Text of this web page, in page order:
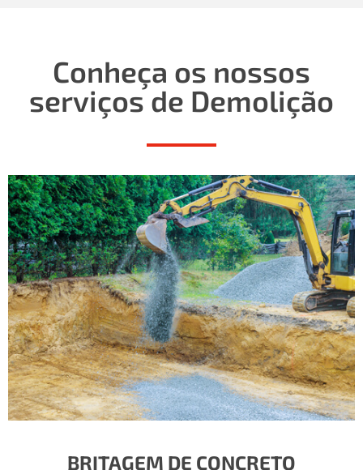
Conheça os nossos
serviços de Demolição
BRITAGEM DE CONCRETO